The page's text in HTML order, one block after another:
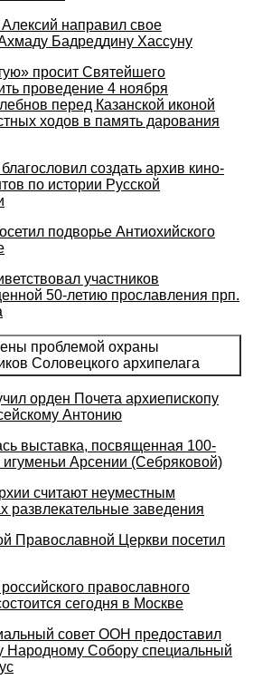
направил свое
Бадреддину Хассуну
просит Святейшего
проведение 4 ноября
перед Казанской иконой
ходов в память дарования
создать архив кино-
по истории Русской
подворье Антиохийского
участников
50-летию прославления прп.
проблемой охраны
Соловецкого архипелага
орден Почета архиепископу
Антонию
выставка, посвященная 100-
Арсении (Себряковой)
считают неуместным
развлекательные заведения
Православной Церкви посетил
православного
сегодня в Москве
совет ООН предоставил
Народному Собору специальный